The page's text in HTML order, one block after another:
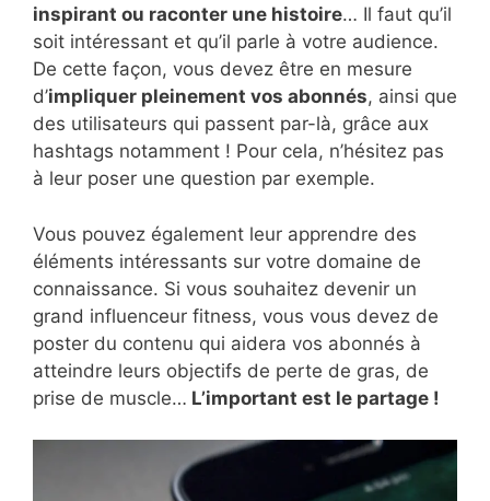
inspirant ou raconter une histoire… Il faut qu’il
soit intéressant et qu’il parle à votre audience.
De cette façon, vous devez être en mesure
d’impliquer pleinement vos abonnés, ainsi que
des utilisateurs qui passent par-là, grâce aux
hashtags notamment ! Pour cela, n’hésitez pas
à leur poser une question par exemple.
Vous pouvez également leur apprendre des
éléments intéressants sur votre domaine de
connaissance. Si vous souhaitez devenir un
grand influenceur fitness, vous vous devez de
poster du contenu qui aidera vos abonnés à
atteindre leurs objectifs de perte de gras, de
prise de muscle… L’important est le partage !